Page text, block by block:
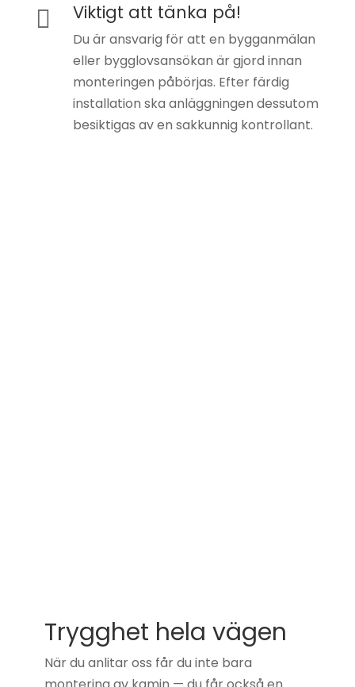
 Viktigt att tänka på!
Du är ansvarig för att en bygganmälan
eller bygglovsansökan är gjord innan
monteringen påbörjas. Efter färdig
installation ska anläggningen dessutom
besiktigas av en sakkunnig kontrollant.
Trygghet hela vägen
När du anlitar oss får du inte bara